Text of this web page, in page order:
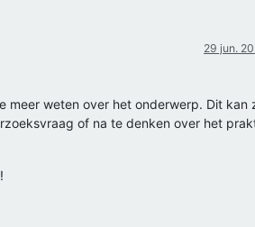
29 jun.
meer weten over het onderwerp. Dit kan
of na te denken over het